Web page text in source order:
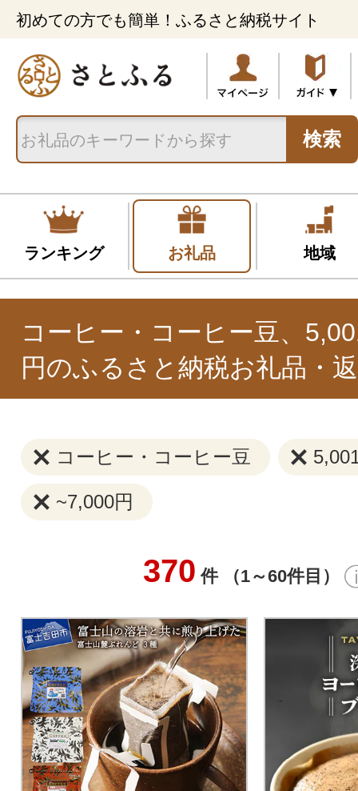
初めての方でも簡単！ふるさと納税サイト
検索
ランキング お礼品 地域
コーヒー・コーヒー豆、
円のふるさと納税お礼品・
コーヒー・コーヒー豆
~7,000円
370 件 （1～60件目）